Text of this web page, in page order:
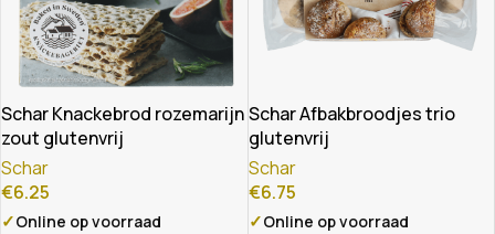
Schar Knackebrod rozemarijn
zout glutenvrij
Schar
€6.25
✓Online op voorraad
Schar Afbakbroodjes trio
glutenvrij
Schar
€6.75
✓Online op voorraad